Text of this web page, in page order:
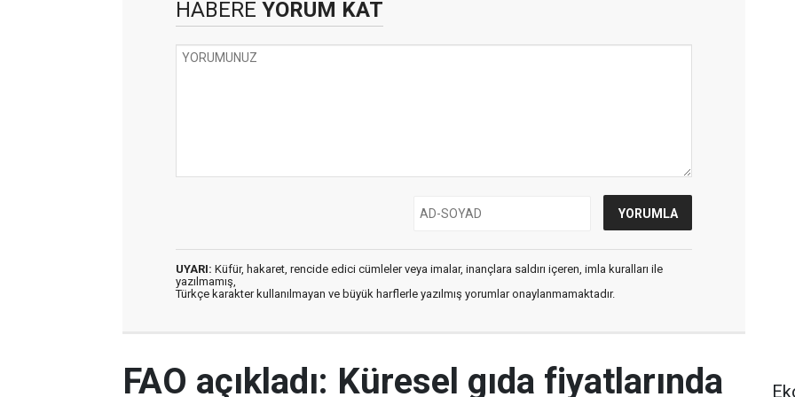
HABERE YORUM KAT
UYARI: Küfür, hakaret, rencide edici cümleler veya imalar, inançlara saldırı içeren, imla kuralları ile
yazılmamış,
Türkçe karakter kullanılmayan ve büyük harflerle yazılmış yorumlar onaylanmamaktadır.
FAO açıkladı: Küresel gıda fiyatlarında